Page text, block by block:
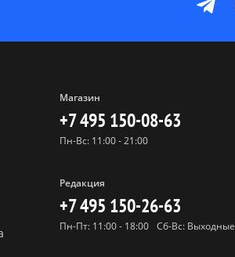
Магазин
+7 495 150-08-63
Пн-Вс: 11:00 - 21:00
Редакция
+7 495 150-26-63
Пн-Пт: 11:00 - 18:00 Сб-Вс: Выходные